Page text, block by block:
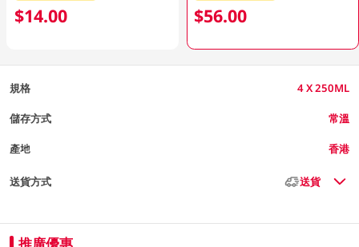
$14.00 $56.00
規格 4 X 250ML
儲存方式 常溫
產地 香港
送貨方式 送貨
推廣優惠